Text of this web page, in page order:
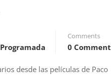
Comments
0 Comment
desde las películas de Paco